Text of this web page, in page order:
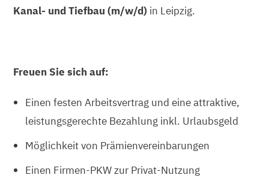
Kanal- und Tiefbau (m/w/d) in Leipzig.
Freuen Sie sich auf:
Einen festen Arbeitsvertrag und eine attraktive,
leistungsgerechte Bezahlung inkl. Urlaubsgeld
Möglichkeit von Prämienvereinbarungen
Einen Firmen-PKW zur Privat-Nutzung